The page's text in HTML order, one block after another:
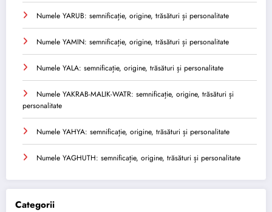
Numele YARUB: semnificație, origine, trăsături și personalitate
Numele YAMIN: semnificație, origine, trăsături și personalitate
Numele YALA: semnificație, origine, trăsături și personalitate
Numele YAKRAB-MALIK-WATR: semnificație, origine, trăsături și
personalitate
Numele YAHYA: semnificație, origine, trăsături și personalitate
Numele YAGHUTH: semnificație, origine, trăsături și personalitate
Categorii